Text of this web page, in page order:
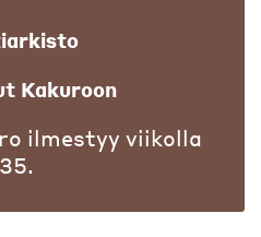
Kakuroon
ilmestyy viikolla
35.